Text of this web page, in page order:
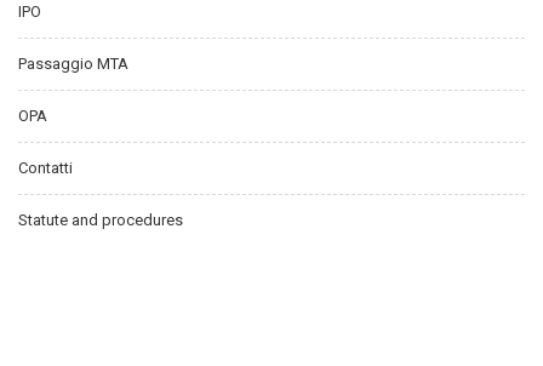
IPO
Passaggio MTA
OPA
Contatti
Statute and procedures